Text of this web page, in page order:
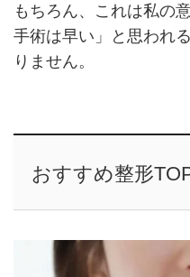
もちろん、これは私の
手術は早い」と思われ
りません。
おすすめ整形